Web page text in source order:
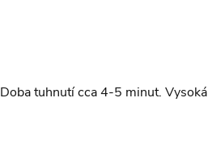
Doba tuhnutí cca 4-5 minut. Vysoká